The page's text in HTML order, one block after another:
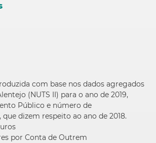
com base nos dados agregados
(NUTS II) para o ano de 2019,
Público e número de
dizem respeito ao ano de 2018.
por Conta de Outrem